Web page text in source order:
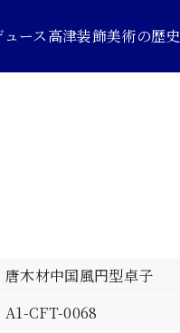
ース高津装飾美術の歴史
唐木材中国風円型卓子
A1-CFT-0068